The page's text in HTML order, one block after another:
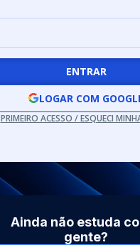
ENTRAR
LOGAR COM
PRIMEIRO ACESSO / ESQUECI
Ainda não estuda
gente?